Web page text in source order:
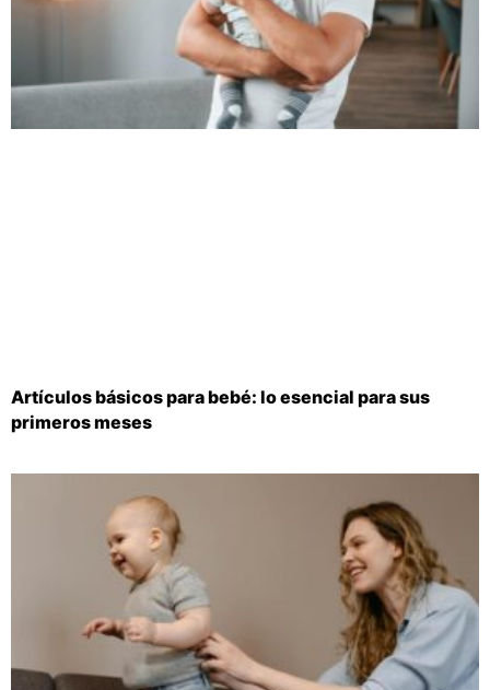
Artículos básicos para bebé: lo esencial para sus
primeros meses